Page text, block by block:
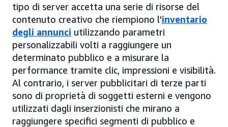
tipo di server accetta una serie di risorse del
contenuto creativo che riempiono l'inventario
degli annunci utilizzando parametri
personalizzabili volti a raggiungere un
determinato pubblico e a misurare la
performance tramite clic, impressioni e visibilità.
Al contrario, i server pubblicitari di terze parti
sono di proprietà di soggetti esterni e vengono
utilizzati dagli inserzionisti che mirano a
raggiungere specifici segmenti di pubblico e